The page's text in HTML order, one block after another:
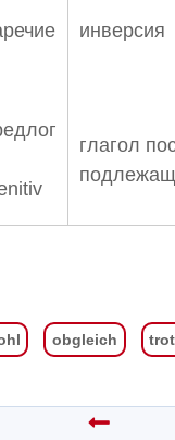
инверсия
глагол
obgleich